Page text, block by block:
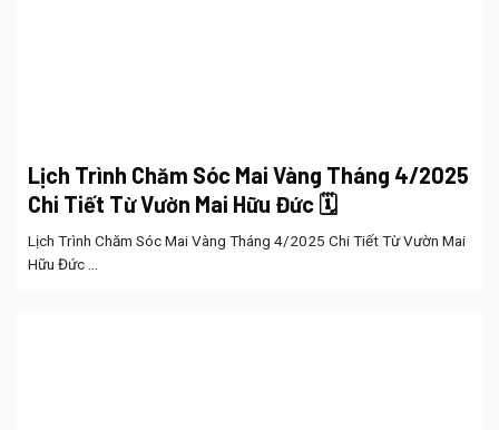
Lịch Trình Chăm Sóc Mai Vàng Tháng 4/2025
Chi Tiết Từ Vườn Mai Hữu Đức 🗓️
Lịch Trình Chăm Sóc Mai Vàng Tháng 4/2025 Chi Tiết Từ Vườn Mai
Hữu Đức ...